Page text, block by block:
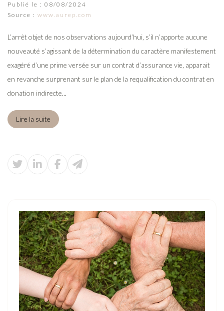
Publié le : 08/08/2024
Source : www.aurep.com
L’arrêt objet de nos observations aujourd’hui, s’il n’apporte aucune
nouveauté s’agissant de la détermination du caractère manifestement
exagéré d’une prime versée sur un contrat d’assurance vie, apparait
en revanche surprenant sur le plan de la requalification du contrat en
donation indirecte...
Lire la suite